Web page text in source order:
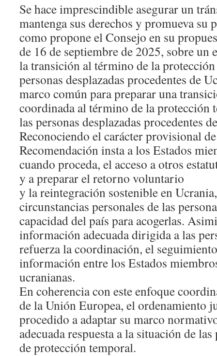
Se hace imprescindible asegurar un
mantenga sus derechos y promueva su
como propone el Consejo en su
de 16 de septiembre de 2025, sobre un
la transición al término de la
personas desplazadas procedentes de
marco común para preparar una
coordinada al término de la protección
las personas desplazadas procedentes
Reconociendo el carácter provisional
Recomendación insta a los Estados
cuando proceda, el acceso a otros
y a preparar el retorno voluntario
y la reintegración sostenible en
circunstancias personales de las
capacidad del país para acogerlas.
información adecuada dirigida a las
refuerza la coordinación, el
información entre los Estados
ucranianas.
En coherencia con este enfoque
de la Unión Europea, el ordenamiento
procedido a adaptar su marco
adecuada respuesta a la situación de
de protección temporal.